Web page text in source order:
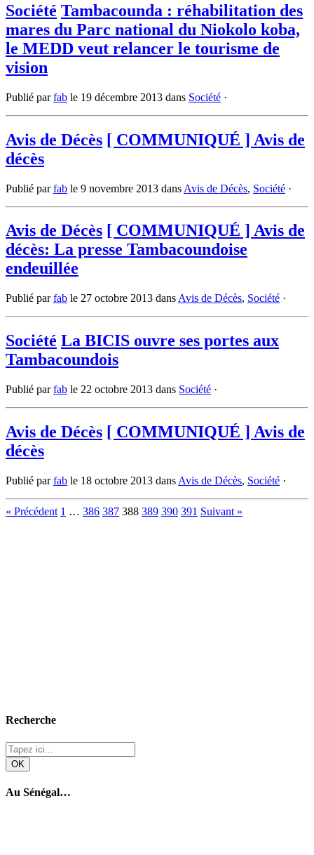
Société Tambacounda : réhabilitation des
mares du Parc national du Niokolo koba,
le MEDD veut relancer le tourisme de
vision
Publié parfab le 19 décembre 2013 dans Société ·
Avis de Décès [ COMMUNIQUÉ ] Avis de
décès
Publié parfab le 9 novembre 2013 dans Avis de Décès, Société ·
Avis de Décès [ COMMUNIQUÉ ] Avis de
décès: La presse Tambacoundoise
endeuillée
Publié parfab le 27 octobre 2013 dans Avis de Décès, Société ·
Société La BICIS ouvre ses portes aux
Tambacoundois
Publié parfab le 22 octobre 2013 dans Société ·
Avis de Décès [ COMMUNIQUÉ ] Avis de
décès
Publié parfab le 18 octobre 2013 dans Avis de Décès, Société ·
« Précédent 1 … 386 387 388 389 390 391 Suivant »
Recherche
Au Sénégal…